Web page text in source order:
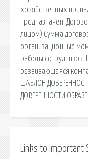
хозяйственных
предназначен.
лицом) Сумма
организационные
работы
развивающаяся
ШАБЛОН
ДОВЕРЕННОСТИ
Links to Important